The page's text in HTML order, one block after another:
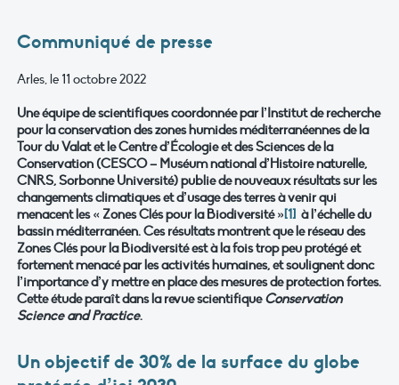
Communiqué de presse
Arles, le 11 octobre 2022
Une équipe de scientifiques coordonnée par l’Institut de recherche
pour la conservation des zones humides méditerranéennes de la
Tour du Valat et le Centre d’Écologie et des Sciences de la
Conservation (CESCO – Muséum national d’Histoire naturelle,
CNRS, Sorbonne Université) publie de nouveaux résultats sur les
changements climatiques et d’usage des terres à venir qui
menacent les « Zones Clés pour la Biodiversité »[1] à l’échelle du
bassin méditerranéen. Ces résultats montrent que le réseau des
Zones Clés pour la Biodiversité est à la fois trop peu protégé et
fortement menacé par les activités humaines, et soulignent donc
l’importance d’y mettre en place des mesures de protection fortes.
Cette étude paraît dans la revue scientifiqueConservation
Science and Practice.
Un objectif de 30% de la surface du globe